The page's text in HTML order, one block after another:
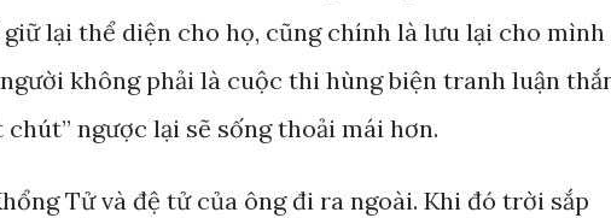
lại thể diện cho họ, cũng chính là lưu lại cho mình
không phải là cuộc thi hùng biện tranh luận
ngược lại sẽ sống thoải mái hơn.
Tử và đệ tử của ông đi ra ngoài. Khi đó trời sắp